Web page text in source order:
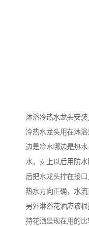
沐浴冷热水龙头安装
冷热水龙头用在沐
边是冷水哪边是热
水。对上以后用防
后把水龙头拧在接
热水方向正确，水流
另外淋浴花洒应该
持花洒是现在用的比